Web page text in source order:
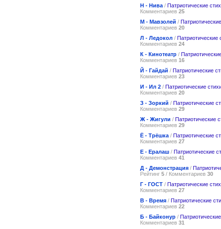
Н - Нива / Патриотические
Комментариев 25
М - Мавзолей /
Комментариев 20
Л - Ледокол / Патриотические
Комментариев 24
К - Кинотеатр /
Комментариев 16
Й - Гайдай / Патриотические
Комментариев 23
И - Ил 2 / Патриотические
Комментариев 20
З - Зоркий / Патриотические
Комментариев 29
Ж - Жигули / Патриотические
Комментариев 29
Ё - Трёшка / Патриотические
Комментариев 27
Е - Ералаш / Патриотические
Комментариев 41
Д - Демонстрация /
Рейтинг 5 / Комментариев 30
Г - ГОСТ / Патриотические
Комментариев 27
В - Время / Патриотические
Комментариев 22
Б - Байконур /
Комментариев 31